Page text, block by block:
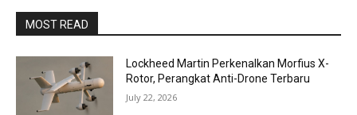
MOST READ
Lockheed Martin Perkenalkan Morfius X-
Rotor, Perangkat Anti-Drone Terbaru
July 22, 2026